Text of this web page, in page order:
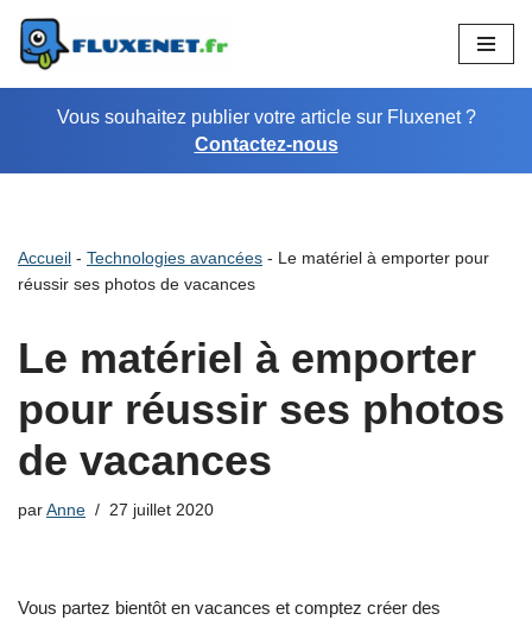
Aller
au
contenuVous souhaitez publier votre article sur Fluxenet ?
Contactez-nous
Accueil - Technologies avancées - Le matériel à emporter pour
réussir ses photos de vacances
Le matériel à emporter
pour réussir ses photos
de vacances
par Anne 27 juillet 2020
Vous partez bientôt en vacances et comptez créer des